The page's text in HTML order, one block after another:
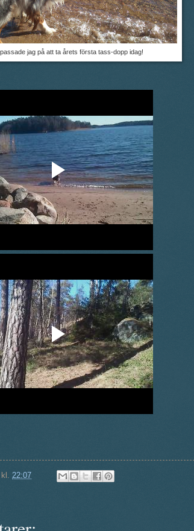
jag på att ta årets första tass-dopp idag!
kl. 22:07